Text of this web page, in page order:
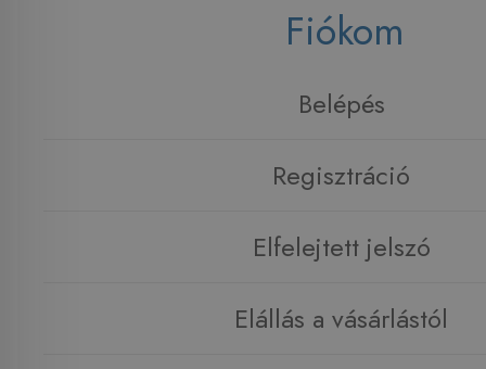
Fiókom
Belépés
Regisztráció
Elfelejtett jelszó
Elállás a vásárlástól